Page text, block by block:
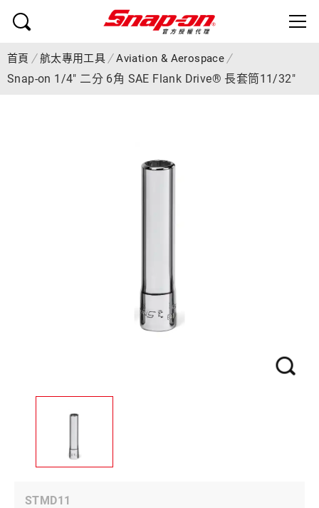
首頁 航太專用工具 Aviation & Aerospace
Snap-on 1/4" 二分 6角 SAE Flank Drive® 長套筒11/32"
STMD11